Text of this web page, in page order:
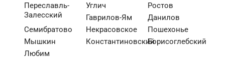
Переславль-
Залесский
Углич
Ростов
Гаврилов-Ям
Данилов
Семибратово
Некрасовское
Пошехонье
Мышкин
КонстантиновскийБорисоглебский
Любим